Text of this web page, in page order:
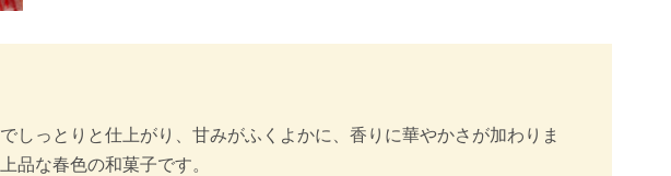
しっとりと仕上がり、甘みがふくよかに、香りに華やかさが加わりま
品な春色の和菓子です。